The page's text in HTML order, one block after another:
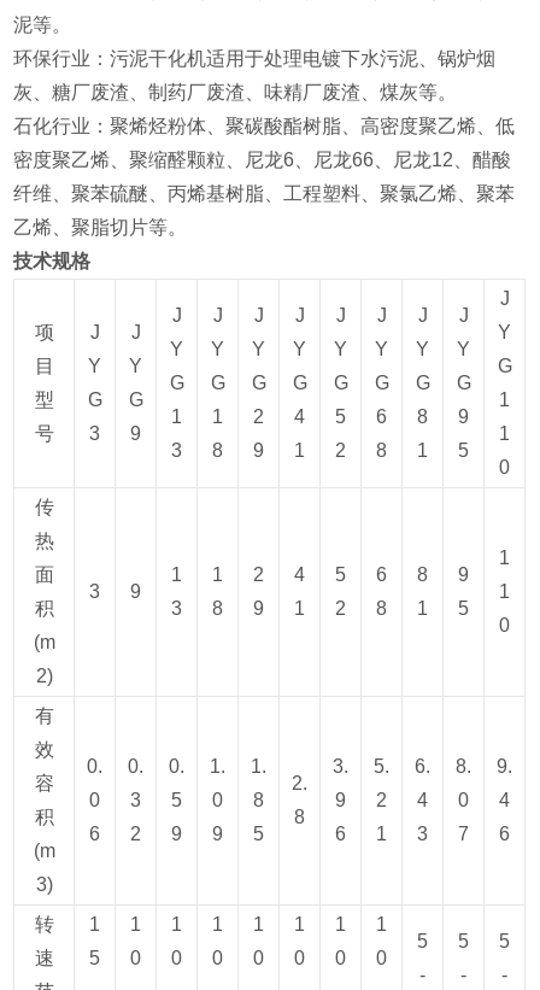
泥等‌。
‌环保行业‌：污泥干化机适用于处理电镀下水污泥、锅炉烟
灰、糖厂废渣、制药厂废渣、味精厂废渣、煤灰等‌。
‌石化行业‌：聚烯烃粉体、聚碳酸酯树脂、高密度聚乙烯、低
密度聚乙烯、聚缩醛颗粒、尼龙6、尼龙66、尼龙12、醋酸
纤维、聚苯硫醚、丙烯基树脂、工程塑料、聚氯乙烯、聚苯
乙烯、聚脂切片等‌。
技术规格
项
目
型
号
J
Y
G
3
J
Y
G
9
J
Y
G
1
3
J
Y
G
1
8
J
Y
G
2
9
J
Y
G
4
1
J
Y
G
5
2
J
Y
G
6
8
J
Y
G
8
1
J
Y
G
9
5
J
Y
G
1
1
0
传
热
面
积
(m
2)
3 9
1
3
1
8
2
9
4
1
5
2
6
8
8
1
9
5
1
1
0
有
效
容
积
(m
3)
0.
0
6
0.
3
2
0.
5
9
1.
0
9
1.
8
5
2.
8
3.
9
6
5.
2
1
6.
4
3
8.
0
7
9.
4
6
转
速
1
5
1
0
1
0
1
0
1
0
1
0
1
0
1
0
5
-
5
-
5
-